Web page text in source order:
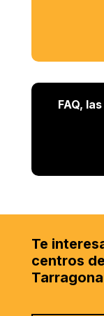
FAQ,
Te
centros
Tarragona